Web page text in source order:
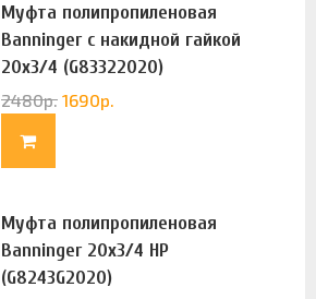
Муфта полипропиленовая
Banninger с накидной гайкой
20х3/4 (G83322020)
2480р. 1690р.
Муфта полипропиленовая
Banninger 20х3/4 НР
(G8243G2020)